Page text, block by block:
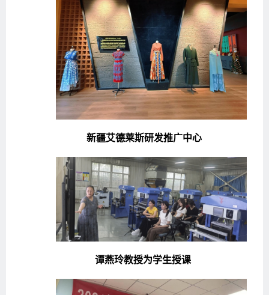
新疆艾德莱斯研发推广中心
谭燕玲教授为学生授课